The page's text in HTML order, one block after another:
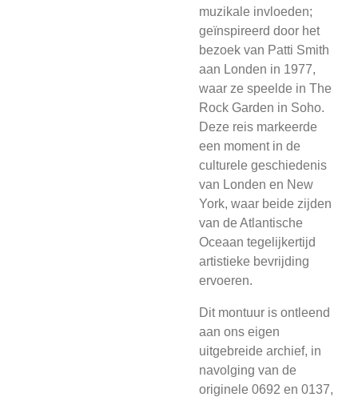
muzikale invloeden;
geïnspireerd door het
bezoek van Patti Smith
aan Londen in 1977,
waar ze speelde in The
Rock Garden in Soho.
Deze reis markeerde
een moment in de
culturele geschiedenis
van Londen en New
York, waar beide zijden
van de Atlantische
Oceaan tegelijkertijd
artistieke bevrijding
ervoeren.
Dit montuur is ontleend
aan ons eigen
uitgebreide archief, in
navolging van de
originele 0692 en 0137,